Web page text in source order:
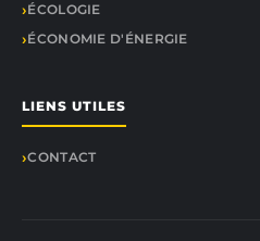
ÉCOLOGIE
ÉCONOMIE D'ÉNERGIE
LIENS UTILES
CONTACT